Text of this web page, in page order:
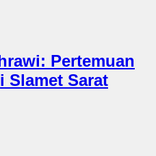
Pertemuan
Slamet Sarat